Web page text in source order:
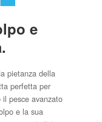
e
pietanza della
perfetta per
pesce avanzato
e la sua